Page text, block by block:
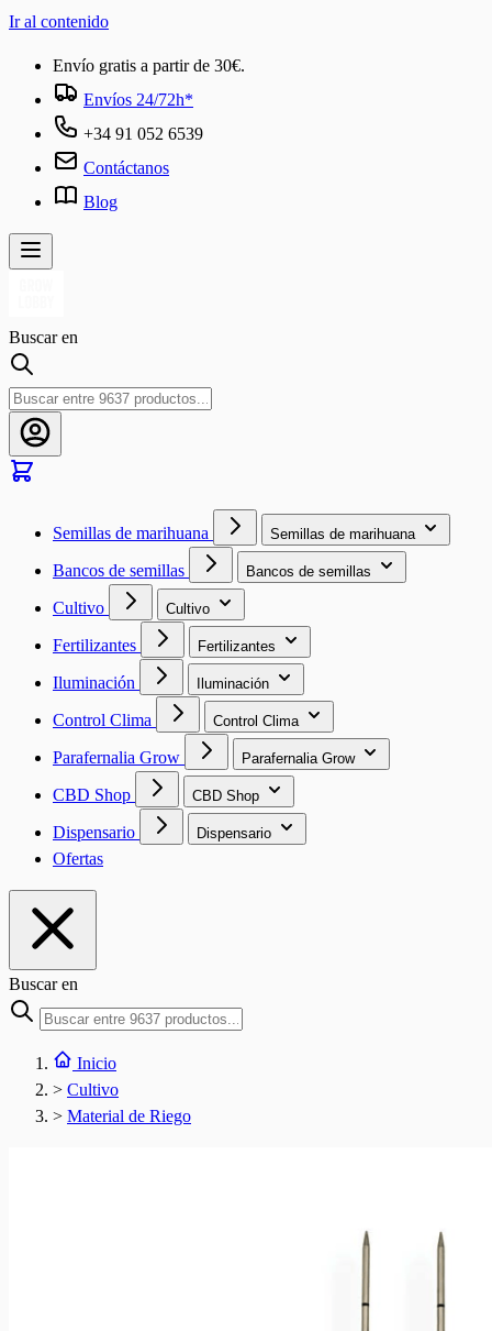
Ir al contenido
Envío gratis a partir de 30€.
Envíos 24/72h*
+34 91 052 6539
Contáctanos
Blog
Buscar en
Semillas de marihuana Semillas de marihuana
Bancos de semillas Bancos de semillas
Cultivo Cultivo
Fertilizantes Fertilizantes
Iluminación Iluminación
Control Clima Control Clima
Parafernalia Grow Parafernalia Grow
CBD Shop CBD Shop
Dispensario Dispensario
Ofertas
Buscar en
Inicio
> Cultivo
> Material de Riego